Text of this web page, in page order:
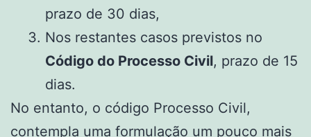
prazo de 30 dias,
Nos restantes casos previstos no
Código do Processo Civil, prazo de 15
dias.
No entanto, o código Processo Civil,
contempla uma formulação um pouco mais